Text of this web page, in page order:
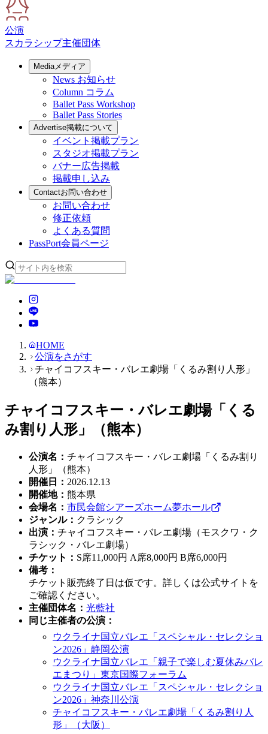
公演
スカラシップ主催団体
Mediaメディア
News お知らせ
Column コラム
Ballet Pass Workshop
Ballet Pass Stories
Advertise掲載について
イベント掲載プラン
スタジオ掲載プラン
バナー広告掲載
掲載申し込み
Contactお問い合わせ
お問い合わせ
修正依頼
よくある質問
PassPort会員ページ
HOME
公演をさがす
チャイコフスキー・バレエ劇場「くるみ割り人形」
（熊本）
チャイコフスキー・バレエ劇場「くる
み割り人形」（熊本）
公演名 ： チャイコフスキー・バレエ劇場「くるみ割り
人形」（熊本）
開催日
： 2026.12.13
開催地： 熊本県
会場名 ： 市民会館シアーズホーム夢ホール
ジャンル： クラシック
出演 ： チャイコフスキー・バレエ劇場（モスクワ・ク
ラシック・バレエ劇場）
チケット ： S席11,000円 A席8,000円 B席6,000円
備考 ：
チケット販売終了日は仮です。詳しくは公式サイトを
ご確認ください。
主催団体名 ： 光藍社
同じ主催者の公演 ：
ウクライナ国立バレエ「スペシャル・セレクショ
ン2026」静岡公演
ウクライナ国立バレエ「親子で楽しむ夏休みバレ
エまつり」東京国際フォーラム
ウクライナ国立バレエ「スペシャル・セレクショ
ン2026」神奈川公演
チャイコフスキー・バレエ劇場「くるみ割り人
形」（大阪）